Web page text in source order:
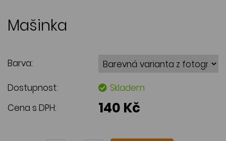
Mašinka
Barva:
Dostupnost:
Skladem
Cena s DPH:
140 Kč